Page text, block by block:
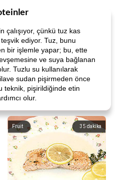
çalışıyor, çünkü tuz kas
ediyor. Tuz, bunu
bir işlemle yapar; bu, ette
ve suya bağlanan
Tuzlu su kullanılarak
sudan pişirmeden önce
teknik, pişirildiğinde etin
olur.
35 dakika
Fruit